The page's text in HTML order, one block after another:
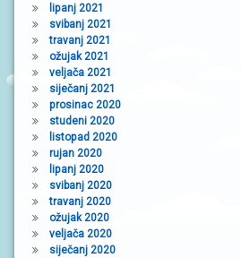
lipanj 2021
svibanj 2021
travanj 2021
ožujak 2021
veljača 2021
siječanj 2021
prosinac 2020
studeni 2020
listopad 2020
rujan 2020
lipanj 2020
svibanj 2020
travanj 2020
ožujak 2020
veljača 2020
siječanj 2020